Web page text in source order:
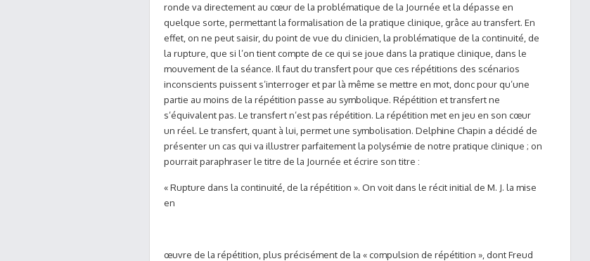
ronde va directement au cœur de la problématique de la Journée et la dépasse en
quelque sorte, permettant la formalisation de la pratique clinique, grâce au transfert. En
effet, on ne peut saisir, du point de vue du clinicien, la problématique de la continuité, de
la rupture, que si l’on tient compte de ce qui se joue dans la pratique clinique, dans le
mouvement de la séance. Il faut du transfert pour que ces répétitions des scénarios
inconscients puissent s’interroger et par là même se mettre en mot, donc pour qu’une
partie au moins de la répétition passe au symbolique. Répétition et transfert ne
s’équivalent pas. Le transfert n’est pas répétition. La répétition met en jeu en son cœur
un réel. Le transfert, quant à lui, permet une symbolisation. Delphine Chapin a décidé de
présenter un cas qui va illustrer parfaitement la polysémie de notre pratique clinique ; on
pourrait paraphraser le titre de la Journée et écrire son titre :
« Rupture dans la continuité, de la répétition ». On voit dans le récit initial de M. J. la mise
en
œuvre de la répétition, plus précisément de la « compulsion de répétition », dont Freud